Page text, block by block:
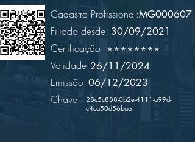
Cadastro Profissional:
Filiado desde:
Certificação:
Validade:
Emissão:
Chave:
28c5c888-0b2e-4111-a99d-
c4ca50d56baa
26/11/2024
06/12/2023
********
30/09/2021
MG000607